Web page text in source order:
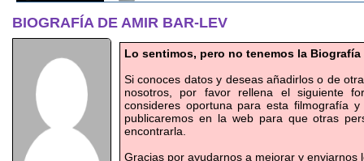
BIOGRAFÍA DE AMIR BAR-LEV
Lo sentimos, pero no tenemos la Biografía
Si conoces datos y deseas añadirlos o de
nosotros, por favor rellena el siguiente
consideres oportuna para esta filmografía
publicaremos en la web para que otras
encontrarla.
Gracias por ayudarnos a mejorar y enviarnos